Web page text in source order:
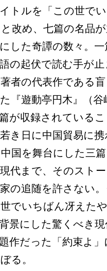
トルを「この世で
改め、七篇の名品
した奇譚の数々。
の起伏で読む手が
者の代表作である
『遊動亭円木』（谷
が収録されている
き日に中国貿易に
国を舞台にした三
代まで、そのスト
の追随を許さない
でいちばん冴えた
景にした驚くべき
作だった「約束よ
る。